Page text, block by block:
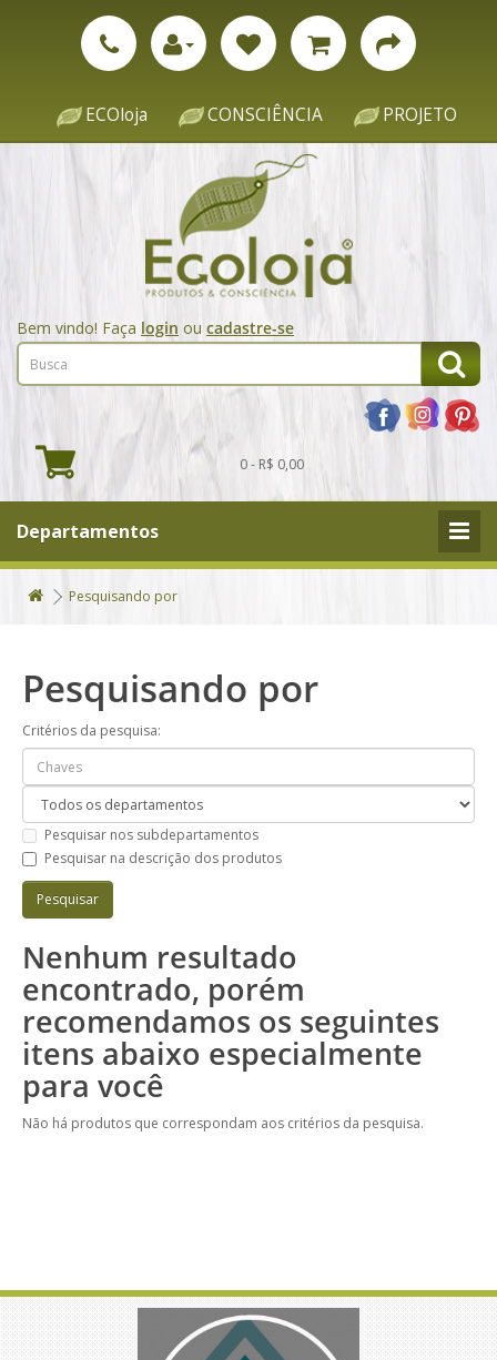
ECOloja CONSCIÊNCIA PROJETO
Bem vindo! Faça login ou cadastre-se
0 - R$ 0,00
Departamentos
Pesquisando por
Pesquisando por
Critérios da pesquisa:
Pesquisar nos subdepartamentos
Pesquisar na descrição dos produtos
Nenhum resultado
encontrado, porém
recomendamos os seguintes
itens abaixo especialmente
para você
Não há produtos que correspondam aos critérios da pesquisa.